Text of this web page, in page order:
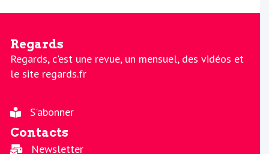
Regards
Regards, c'est une revue, un mensuel, des vidéos et
le site regards.fr
S'abonner
Contacts
Newsletter